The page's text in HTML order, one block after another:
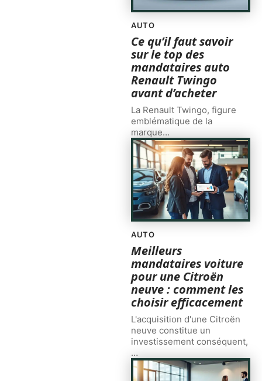
AUTO
Ce qu’il faut savoir
sur le top des
mandataires auto
Renault Twingo
avant d’acheter
La Renault Twingo, figure
emblématique de la
marque…
AUTO
Meilleurs
mandataires voiture
pour une Citroën
neuve : comment les
choisir efficacement
L'acquisition d'une Citroën
neuve constitue un
investissement conséquent,
…